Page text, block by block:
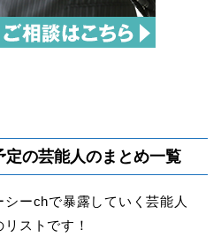
定の芸能人のまとめ一覧
ーchで暴露していく芸能人
ストです！